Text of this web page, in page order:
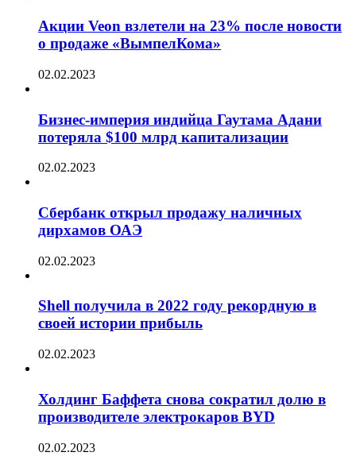
Акции Veon взлетели на 23% после новости
о продаже «ВымпелКома»
02.02.2023
Бизнес-империя индийца Гаутама Адани
потеряла $100 млрд капитализации
02.02.2023
Сбербанк открыл продажу наличных
дирхамов ОАЭ
02.02.2023
Shell получила в 2022 году рекордную в
своей истории прибыль
02.02.2023
Холдинг Баффета снова сократил долю в
производителе электрокаров BYD
02.02.2023